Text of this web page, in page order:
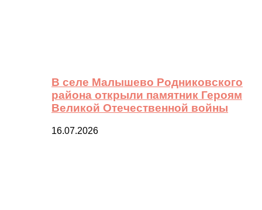
В селе Малышево Родниковского
района открыли памятник Героям
Великой Отечественной войны
16.07.2026